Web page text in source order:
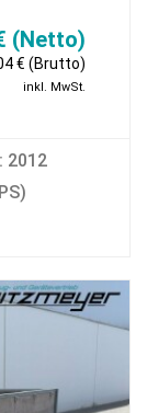
(Netto)
€ (Brutto)
inkl. MwSt.
2012